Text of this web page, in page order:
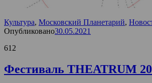
Культура, Московский Планетарий,
Опубликовано30.05.2021
612
Фестиваль THEATRUM